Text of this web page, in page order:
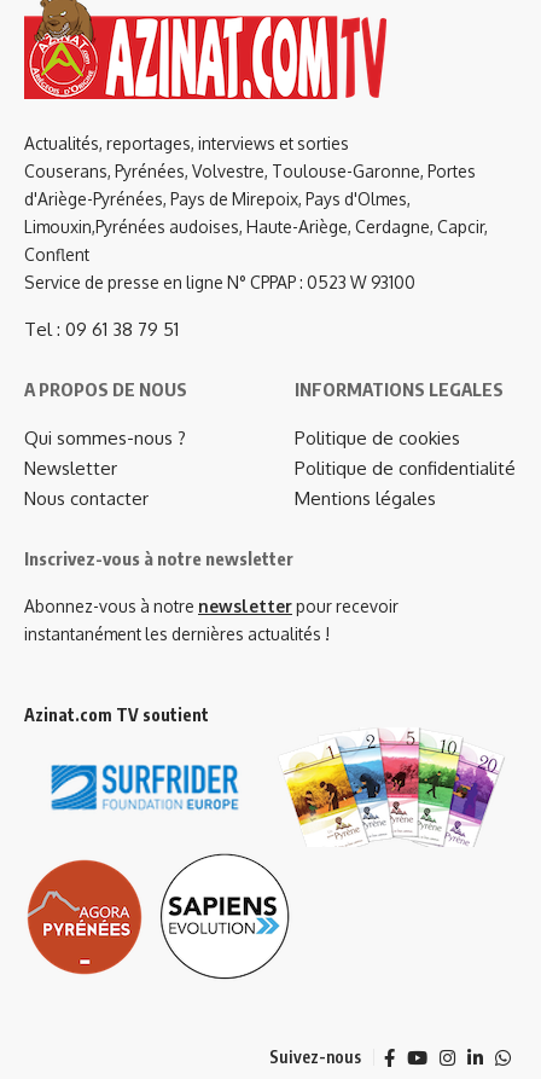
Actualités, reportages, interviews et sorties
Couserans, Pyrénées, Volvestre, Toulouse-Garonne, Portes
d'Ariège-Pyrénées, Pays de Mirepoix, Pays d'Olmes,
Limouxin,Pyrénées audoises, Haute-Ariège, Cerdagne, Capcir,
Conflent
Service de presse en ligne N° CPPAP : 0523 W 93100
Tel : 09 61 38 79 51
A PROPOS DE NOUS
Qui sommes-nous ?
Newsletter
Nous contacter
INFORMATIONS LEGALES
Politique de cookies
Politique de confidentialité
Mentions légales
Inscrivez-vous à notre newsletter
Abonnez-vous à notre newsletterpour recevoir
instantanément les dernières actualités !
Azinat.com TV soutient
Suivez-nous